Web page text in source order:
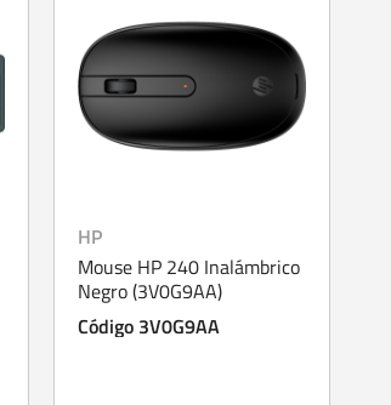
HP
Mouse HP 240 Inalámbrico
Negro (3V0G9AA)
Código 3V0G9AA